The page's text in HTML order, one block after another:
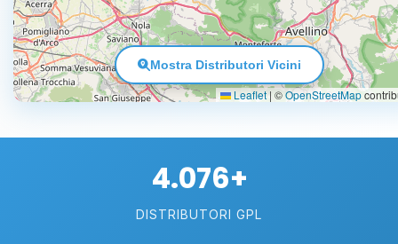
Leaflet|©OpenStreetMap
Mostra Distributori Vicini
4.076+
DISTRIBUTORI GPL